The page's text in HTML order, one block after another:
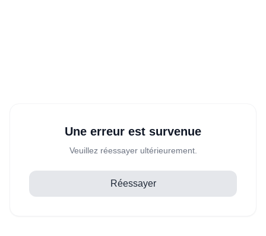
Une erreur est survenue
Veuillez réessayer ultérieurement.
Réessayer